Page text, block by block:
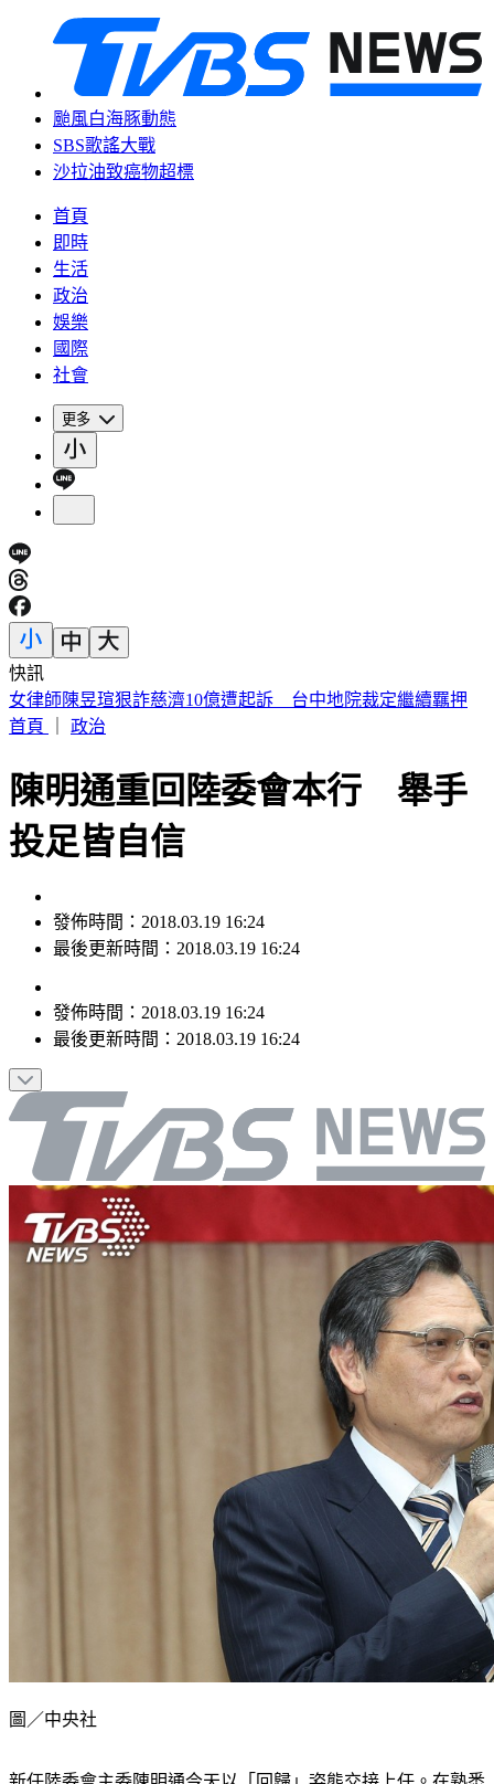
颱風白海豚動態
SBS歌謠大戰
沙拉油致癌物超標
首頁
即時
生活
政治
娛樂
國際
社會
更多
快訊
僅白海豚颱風「沒放過台灣」 北北基桃侵襲率破4成
首頁
政治
陳明通重回陸委會本行 舉手
投足皆自信
發佈時間：2018.03.19 16:24
最後更新時間：2018.03.19 16:24
發佈時間： 2018.03.19 16:24
最後更新時間： 2018.03.19 16:24
圖／中央社